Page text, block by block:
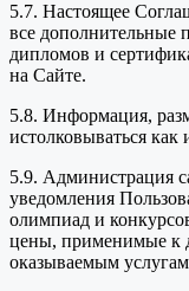
5.7. Настоящее
все дополнительные
дипломов и
на Сайте.
5.8. Информация,
истолковываться
5.9. Администрация
уведомления
олимпиад и
цены, применимые к
оказываемым